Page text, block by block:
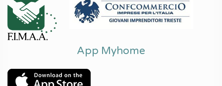
App Myhome